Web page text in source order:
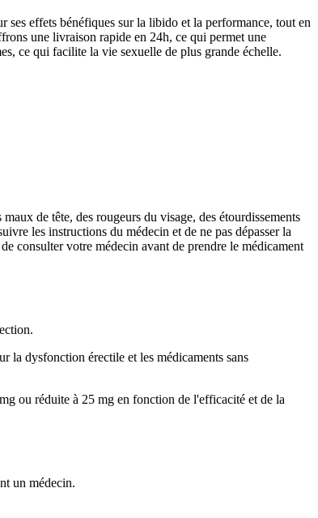
ses effets bénéfiques sur la libido et la performance, tout en
une livraison rapide en 24h, ce qui permet une
ce qui facilite la vie sexuelle de plus grande échelle.
de tête, des rougeurs du visage, des étourdissements
les instructions du médecin et de ne pas dépasser la
consulter votre médecin avant de prendre le médicament
la dysfonction érectile et les médicaments sans
ou réduite à 25 mg en fonction de l'efficacité et de la
un médecin.